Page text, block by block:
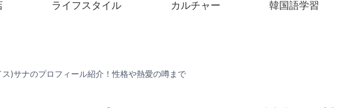
ライフスタイル カルチャー 韓国語学習
)サナのプロフィール紹介！性格や熱愛の噂まで